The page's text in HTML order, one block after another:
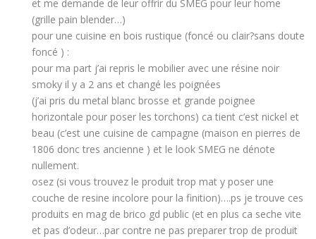
et me demande de leur offrir du SMEG pour leur home
(grille pain blender…)
pour une cuisine en bois rustique (foncé ou clair?sans doute
foncé ) :
pour ma part j’ai repris le mobilier avec une résine noir
smoky il y a 2 ans et changé les poignées
(j’ai pris du metal blanc brosse et grande poignee
horizontale pour poser les torchons) ca tient c’est nickel et
beau (c’est une cuisine de campagne (maison en pierres de
1806 donc tres ancienne ) et le look SMEG ne dénote
nullement.
osez (si vous trouvez le produit trop mat y poser une
couche de resine incolore pour la finition)….ps je trouve ces
produits en mag de brico gd public (et en plus ca seche vite
et pas d’odeur…par contre ne pas preparer trop de produit